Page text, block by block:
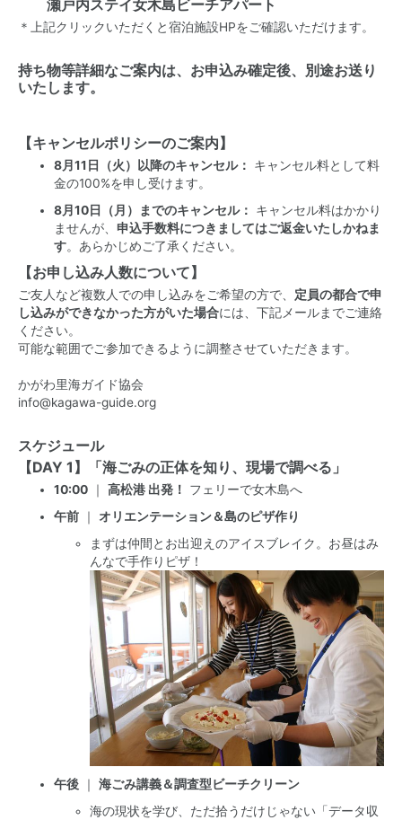
瀬戸内ステイ女木島ビーチアパート
＊上記クリックいただくと宿泊施設HPをご確認いただけます。
持ち物等詳細なご案内は、お申込み確定後、別途お送り
いたします。
【キャンセルポリシーのご案内】
8月11日（火）以降のキャンセル：
キャンセル料として料
金の100%を申し受けます。
8月10日（月）までのキャンセル：
キャンセル料はかかり
ませんが、 申込手数料につきましてはご返金いたしかねま
す。あらかじめご了承ください。
【お申し込み人数について】
ご友人など複数人での申し込みをご希望の方で、 定員の都合で申
し込みができなかった方がいた場合には、下記メールまでご連絡
ください。
可能な範囲でご参加できるように調整させていただきます。
かがわ里海ガイド協会
info@kagawa-guide.org
スケジュール
【DAY 1】「海ごみの正体を知り、現場で調べる」
10:00 ｜ 高松港 出発！
フェリーで女木島へ
午前 ｜ オリエンテーション＆島のピザ作り
まずは仲間とお出迎えのアイスブレイク。お昼はみ
んなで手作りピザ！
午後 ｜ 海ごみ講義＆調査型ビーチクリーン
海の現状を学び、ただ拾うだけじゃない「データ収